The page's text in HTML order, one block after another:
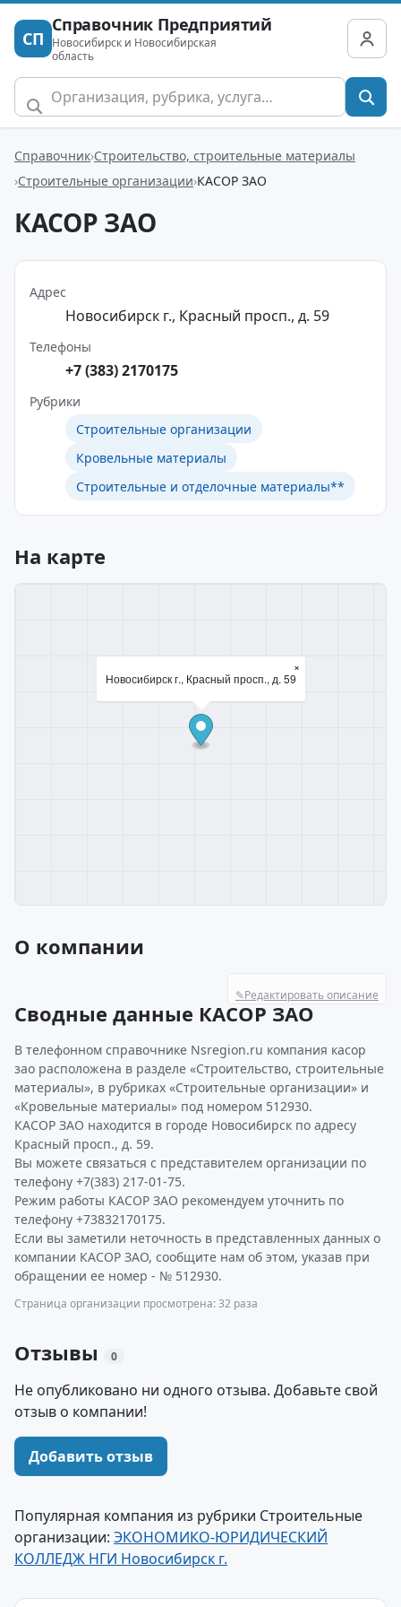
СП
Справочник Предприятий
Новосибирск и Новосибирская
область
Справочник Строительство, строительные материалы
Строительные организации КАСОР ЗАО
КАСОР ЗАО
Адрес
Новосибирск г., Красный просп., д. 59
Телефоны
+7 (383) 2170175
Рубрики
Строительные организации
Кровельные материалы
Строительные и отделочные материалы**
На карте
Новосибирск г., Красный просп., д. 59
×
О компании
✎Редактировать описание
Сводные данные КАСОР ЗАО
В телефонном справочнике Nsregion.ru компания касор
зао расположена в разделе «Строительство, строительные
материалы», в рубриках «Строительные организации» и
«Кровельные материалы» под номером 512930.
КАСОР ЗАО находится в городе Новосибирск по адресу
Красный просп., д. 59.
Вы можете связаться с представителем организации по
телефону +7(383) 217-01-75.
Режим работы КАСОР ЗАО рекомендуем уточнить по
телефону +73832170175.
Если вы заметили неточность в представленных данных о
компании КАСОР ЗАО, сообщите нам об этом, указав при
обращении ее номер - № 512930.
Страница организации просмотрена: 32 раза
Отзывы 0
Не опубликовано ни одного отзыва. Добавьте свой
отзыв о компании!
Добавить отзыв
Популярная компания из рубрики Строительные
организации: ЭКОНОМИКО-ЮРИДИЧЕСКИЙ
КОЛЛЕДЖ НГИ Новосибирск г.